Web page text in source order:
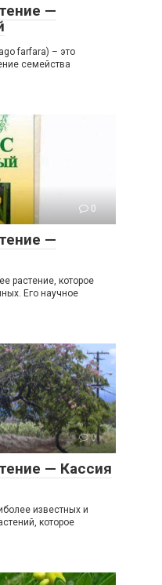
—
farfara) – это
семейства
0
—
растение, которое
Его научное
0
— Кассия
известных и
которое